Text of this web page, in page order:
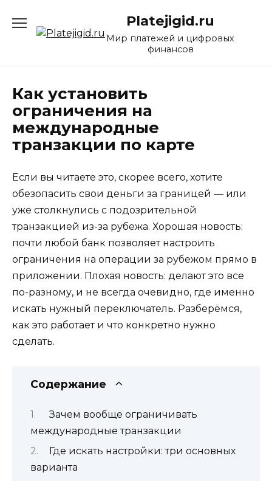
содержанию
Platejigid.ru
Мир платежей и цифровых
финансов
Как установить
ограничения на
международные
транзакции по карте
Если вы читаете это, скорее всего, хотите
обезопасить свои деньги за границей — или
уже столкнулись с подозрительной
транзакцией из-за рубежа. Хорошая новость:
почти любой банк позволяет настроить
ограничения на операции за рубежом прямо в
приложении. Плохая новость: делают это все
по-разному, и не всегда очевидно, где именно
искать нужный переключатель. Разберёмся,
как это работает и что конкретно нужно
сделать.
Содержание
Зачем вообще ограничивать
международные транзакции
Где искать настройки: три основных
варианта